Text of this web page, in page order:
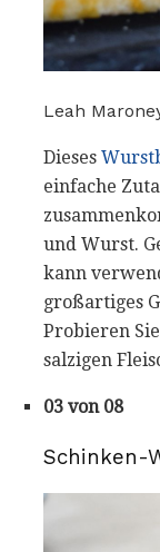
Leah
Dieses
einfache
und Wurst.
kann
großartiges
Probieren
salzigen
03 von 08
Schinken-